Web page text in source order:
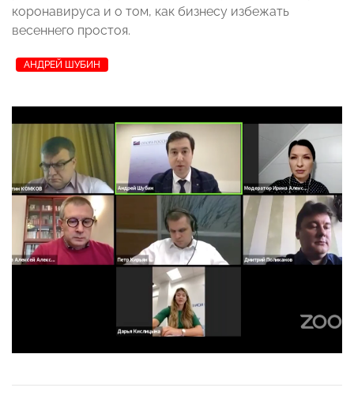
коронавируса и о том, как бизнесу избежать
весеннего простоя.
АНДРЕЙ ШУБИН